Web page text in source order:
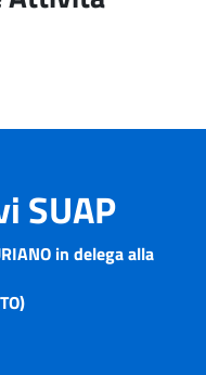
SUAP
in delega alla